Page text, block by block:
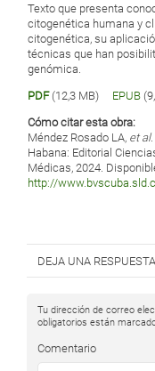
Texto que presenta
citogenética humana y
citogenética, su
técnicas que han
genómica.
PDF (12,3 MB) EPUB
Cómo citar esta obra:
Méndez Rosado LA, et al
Habana: Editorial
Médicas, 2024.
http://
DEJA UNA RESPUESTA
Tu dirección de correo
obligatorios están
Comentario